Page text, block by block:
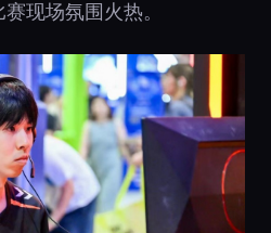
现场氛围火热。